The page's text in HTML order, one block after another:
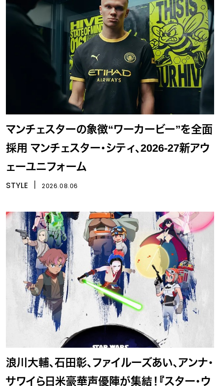
マンチェスターの象徴“ワーカービー”を全面
採用 マンチェスター・シティ、2026-27新アウ
ェーユニフォーム
STYLE 2026.08.06
浪川大輔、石田彰、ファイルーズあい、アンナ・
サワイら日米豪華声優陣が集結！『スター・ウ